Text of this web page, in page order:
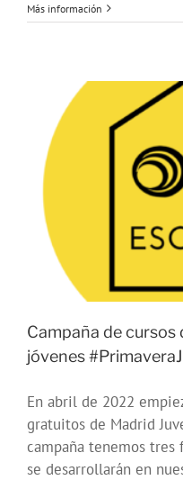
Más información
Campaña de cursos
jóvenes
En abril de 2022
gratuitos de Madrid
campaña tenemos
se desarrollarán en